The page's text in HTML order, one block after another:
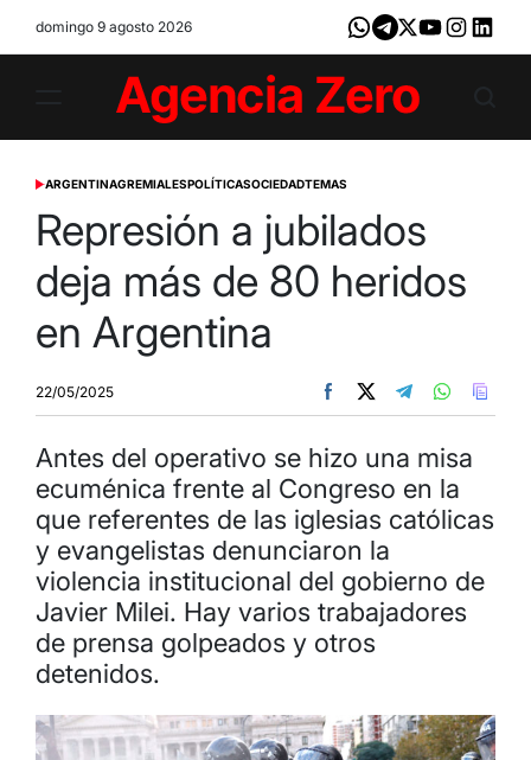
domingo 9 agosto 2026 Whatsapp
Telegram
X YoutubeInstagram
Zero
POSTED
ARGENTINAGREMIALESPOLÍTICASOCIEDADTEMAS
Represión a jubilados
deja más de 80 heridos
en Argentina
22/05/2025
Antes del operativo se hizo una misa
ecuménica frente al Congreso en la
que referentes de las iglesias católicas
y evangelistas denunciaron la
violencia institucional del gobierno de
Javier Milei. Hay varios trabajadores
de prensa golpeados y otros
detenidos.